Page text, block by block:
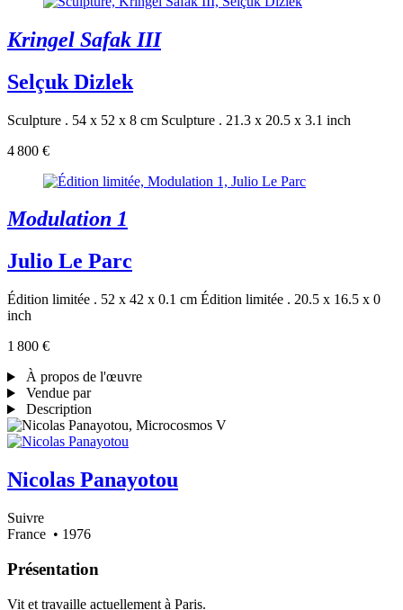
Kringel Safak III
Selçuk Dizlek
Sculpture . 54 x 52 x 8 cm Sculpture . 21.3 x 20.5 x 3.1 inch
4 800 €
Modulation 1
Julio Le Parc
Édition limitée . 52 x 42 x 0.1 cm Édition limitée . 20.5 x 16.5 x 0
inch
1 800 €
À propos de l'œuvre
Vendue par
Description
Nicolas Panayotou
Suivre
France • 1976
Présentation
Vit et travaille actuellement à Paris.